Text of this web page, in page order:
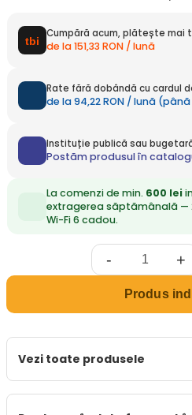
Cumpără acum, plătește mai
de la 151,33 RON / lună
Rate fără dobândă cu cardul
de la 94,22 RON / lună
Instituție publică sau
Postăm produsul în
La comenzi de min. 600 lei
extragerea săptămânală —
Wi-Fi 6 cadou.
- +
Produs
Vezi toate produsele